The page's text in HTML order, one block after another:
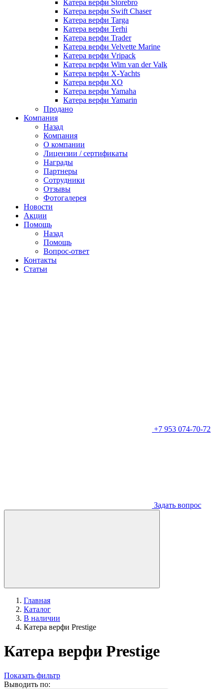
Катера верфи Storebro
Катера верфи Swift Chaser
Катера верфи Targa
Катера верфи Terhi
Катера верфи Trader
Катера верфи Velvette Marine
Катера верфи Vripack
Катера верфи Wim van der Valk
Катера верфи X-Yachts
Катера верфи XO
Катера верфи Yamaha
Катера верфи Yamarin
Продано
Компания
Назад
Компания
О компании
Лицензии / сертификаты
Награды
Партнеры
Сотрудники
Отзывы
Фотогалерея
Новости
Акции
Помощь
Назад
Помощь
Вопрос-ответ
Контакты
Статьи
+7 953 074-70-72
Задать вопрос
Главная
Каталог
В наличии
Катера верфи Prestige
Катера верфи Prestige
Показать фильтр
Выводить по: